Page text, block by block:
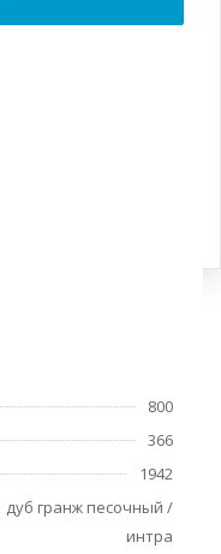
800
366
1942
дуб гранж песочный /
интра